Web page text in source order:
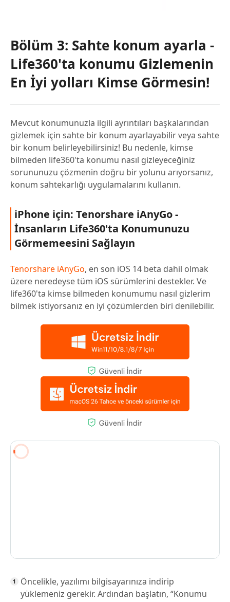
Bölüm 3: Sahte konum ayarla -
Life360'ta konumu Gizlemenin
En İyi yolları Kimse Görmesin!
Mevcut konumunuzla ilgili ayrıntıları başkalarından
gizlemek için sahte bir konum ayarlayabilir veya sahte
bir konum belirleyebilirsiniz! Bu nedenle, kimse
bilmeden life360'ta konumu nasıl gizleyeceğiniz
sorununuzu çözmenin doğru bir yolunu arıyorsanız,
konum sahtekarlığı uygulamalarını kullanın.
iPhone için: Tenorshare iAnyGo -
İnsanların Life360'ta Konumunuzu
Görmemeesini Sağlayın
Tenorshare iAnyGo, en son iOS 14 beta dahil olmak
üzere neredeyse tüm iOS sürümlerini destekler. Ve
life360'ta kimse bilmeden konumumu nasıl gizlerim
bilmek istiyorsanız en iyi çözümlerden biri denilebilir.
Öncelikle, yazılımı bilgisayarınıza indirip
yüklemeniz gerekir. Ardından başlatın, “Konumu